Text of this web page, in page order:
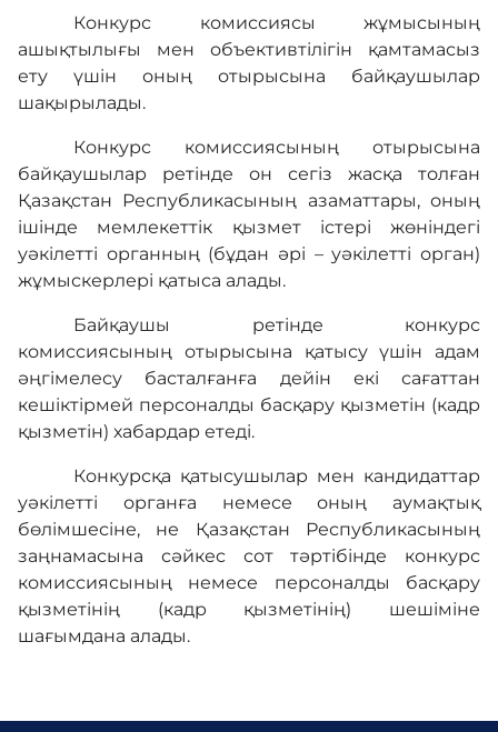
Конкурс комиссиясы жұмысының
ашықтылығы мен объективтілігін қамтамасыз
ету үшін оның отырысына байқаушылар
шақырылады.
Конкурс комиссиясының отырысына
байқаушылар ретінде он сегіз жасқа толған
Қазақстан Республикасының азаматтары, оның
ішінде мемлекеттік қызмет істері жөніндегі
уәкілетті органның (бұдан әрі – уәкілетті орган)
жұмыскерлері қатыса алады.
Байқаушы ретінде конкурс
комиссиясының отырысына қатысу үшін адам
әңгімелесу басталғанға дейін екі сағаттан
кешіктірмей персоналды басқару қызметін (кадр
қызметін) хабардар етеді.
Конкурсқа қатысушылар мен кандидаттар
уәкілетті органға немесе оның аумақтық
бөлімшесіне, не Қазақстан Республикасының
заңнамасына сәйкес сот тәртібінде конкурс
комиссиясының немесе персоналды басқару
қызметінің (кадр қызметінің) шешіміне
шағымдана алады.